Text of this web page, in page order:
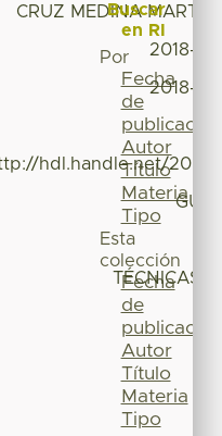
CRUZ MEDINA
2018-
2018-
hdl.handle.net/
GUÍA
TÉCNICAS
Buscar
en RI
Por
Fecha
de
publicación
Autor
Título
Materia
Tipo
Esta
colección
Fecha
de
publicación
Autor
Título
Materia
Tipo